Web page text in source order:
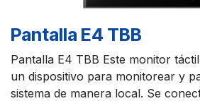
Pantalla E4 TBB
Pantalla E4 TBB Este monitor
un dispositivo para monitorear y
sistema de manera local. Se